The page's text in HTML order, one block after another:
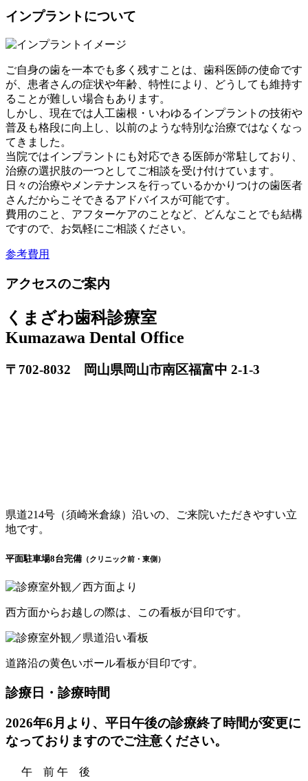
インプラントについて
ご自身の歯を一本でも多く残すことは、歯科医師の使命です
が、患者さんの症状や年齢、特性により、どうしても維持す
ることが難しい場合もあります。
しかし、現在では人工歯根・いわゆるインプラントの技術や
普及も格段に向上し、以前のような特別な治療ではなくなっ
てきました。
当院ではインプラントにも対応できる医師が常駐しており、
治療の選択肢の一つとしてご相談を受け付けています。
日々の治療やメンテナンスを行っているかかりつけの歯医者
さんだからこそできるアドバイスが可能です。
費用のこと、アフターケアのことなど、どんなことでも結構
ですので、お気軽にご相談ください。
参考費用
アクセスのご案内
くまざわ歯科診療室
Kumazawa Dental Office
〒702-8032 岡山県岡山市南区福富中 2-1-3
県道214号（須崎米倉線）沿いの、ご来院いただきやすい立
地です。
平面駐車場8台完備 （クリニック前・東側）
西方面からお越しの際は、この看板が目印です。
道路沿の黄色いポール看板が目印です。
診療日・診療時間
2026年6月より、平日午後の診療終了時間が変更に
なっておりますのでご注意ください。
午 前 午 後